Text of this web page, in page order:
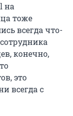
на
тоже
всегда что-
конечно,
это
всегда с